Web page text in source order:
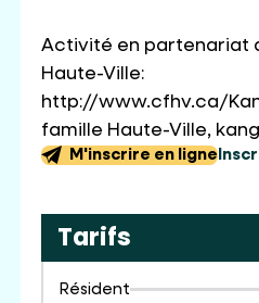
Activité en partenariat
Haute-Ville:
http://www.cfhv.ca/
famille Haute-Ville,
M'inscrire en ligne
Tarifs
Résident